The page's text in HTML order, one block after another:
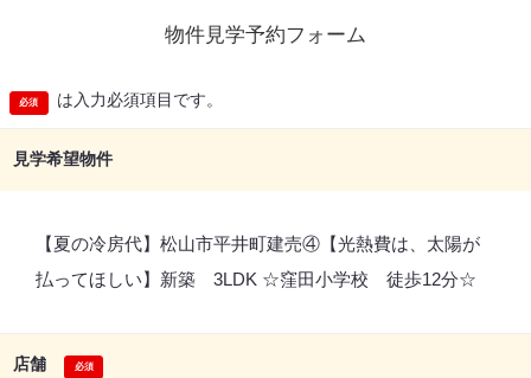
物件見学予約フォーム
は入力必須項目です。
見学希望物件
【夏の冷房代】松山市平井町建売④【光熱費は、太陽が
払ってほしい】新築 3LDK ☆窪田小学校 徒歩12分☆
店舗